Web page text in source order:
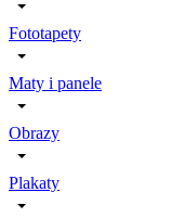
Fototapety
Maty i panele
Obrazy
Plakaty